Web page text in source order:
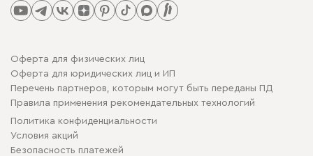
Оферта для физических лиц
Оферта для юридических лиц и ИП
Перечень партнеров, которым могут быть переданы ПД
Правила применения рекомендательных технологий
Политика конфиденциальности
Условия акций
Безопасность платежей